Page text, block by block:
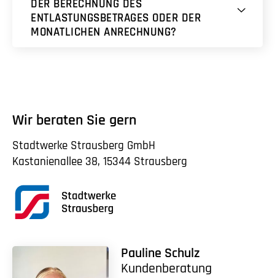
DER BERECHNUNG DES
ENTLASTUNGSBETRAGES ODER DER
MONATLICHEN ANRECHNUNG?
Wir beraten Sie gern
Stadtwerke Strausberg GmbH
Kastanienallee 38, 15344 Strausberg
Pauline Schulz
Kundenberatung